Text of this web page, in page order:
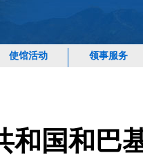
使馆活动 领事服务
和国和巴